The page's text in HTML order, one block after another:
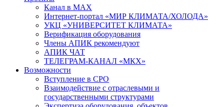
Канал в MAX
Интернет-портал «МИР КЛИМАТА/ХОЛОДА»
УКЦ «УНИВЕРСИТЕТ КЛИМАТА»
Верификация оборудования
Члены АПИК рекомендуют
АПИК ЧАТ
ТЕЛЕГРАМ-КАНАЛ «МКХ»
Возможности
Вступление в СРО
Взаимодействие с отраслевыми и
государственными структурами